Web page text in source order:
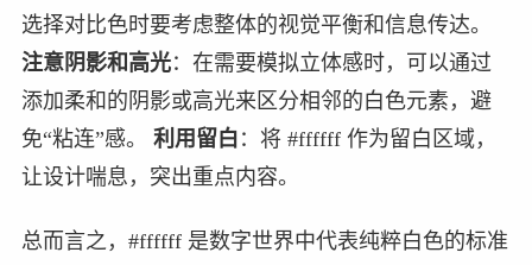
选择对比色时要考虑整体的视觉平衡和信息传达。
注意阴影和高光：在需要模拟立体感时，可以通过
添加柔和的阴影或高光来区分相邻的白色元素，避
免“粘连”感。 利用留白 ：将 #ffffff 作为留白区域，
让设计喘息，突出重点内容。
总而言之，#ffffff 是数字世界中代表纯粹白色的标准